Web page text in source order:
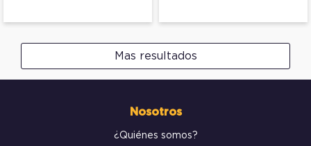
Mas resultados
Nosotros
¿Quiénes somos?